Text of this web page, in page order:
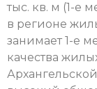
тыс. кв. м (1-е
в регионе
занимает 1-е
качества